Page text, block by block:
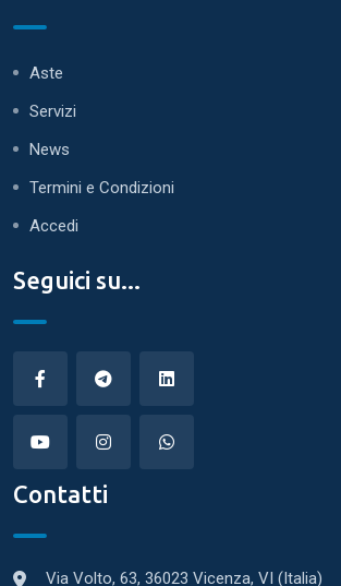
Aste
Servizi
News
Termini e Condizioni
Accedi
Seguici su...
Contatti
Via Volto, 63, 36023 Vicenza, VI (Italia)